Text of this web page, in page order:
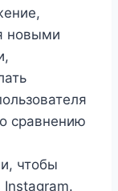
новыми
сравнению
чтобы
Instagram.